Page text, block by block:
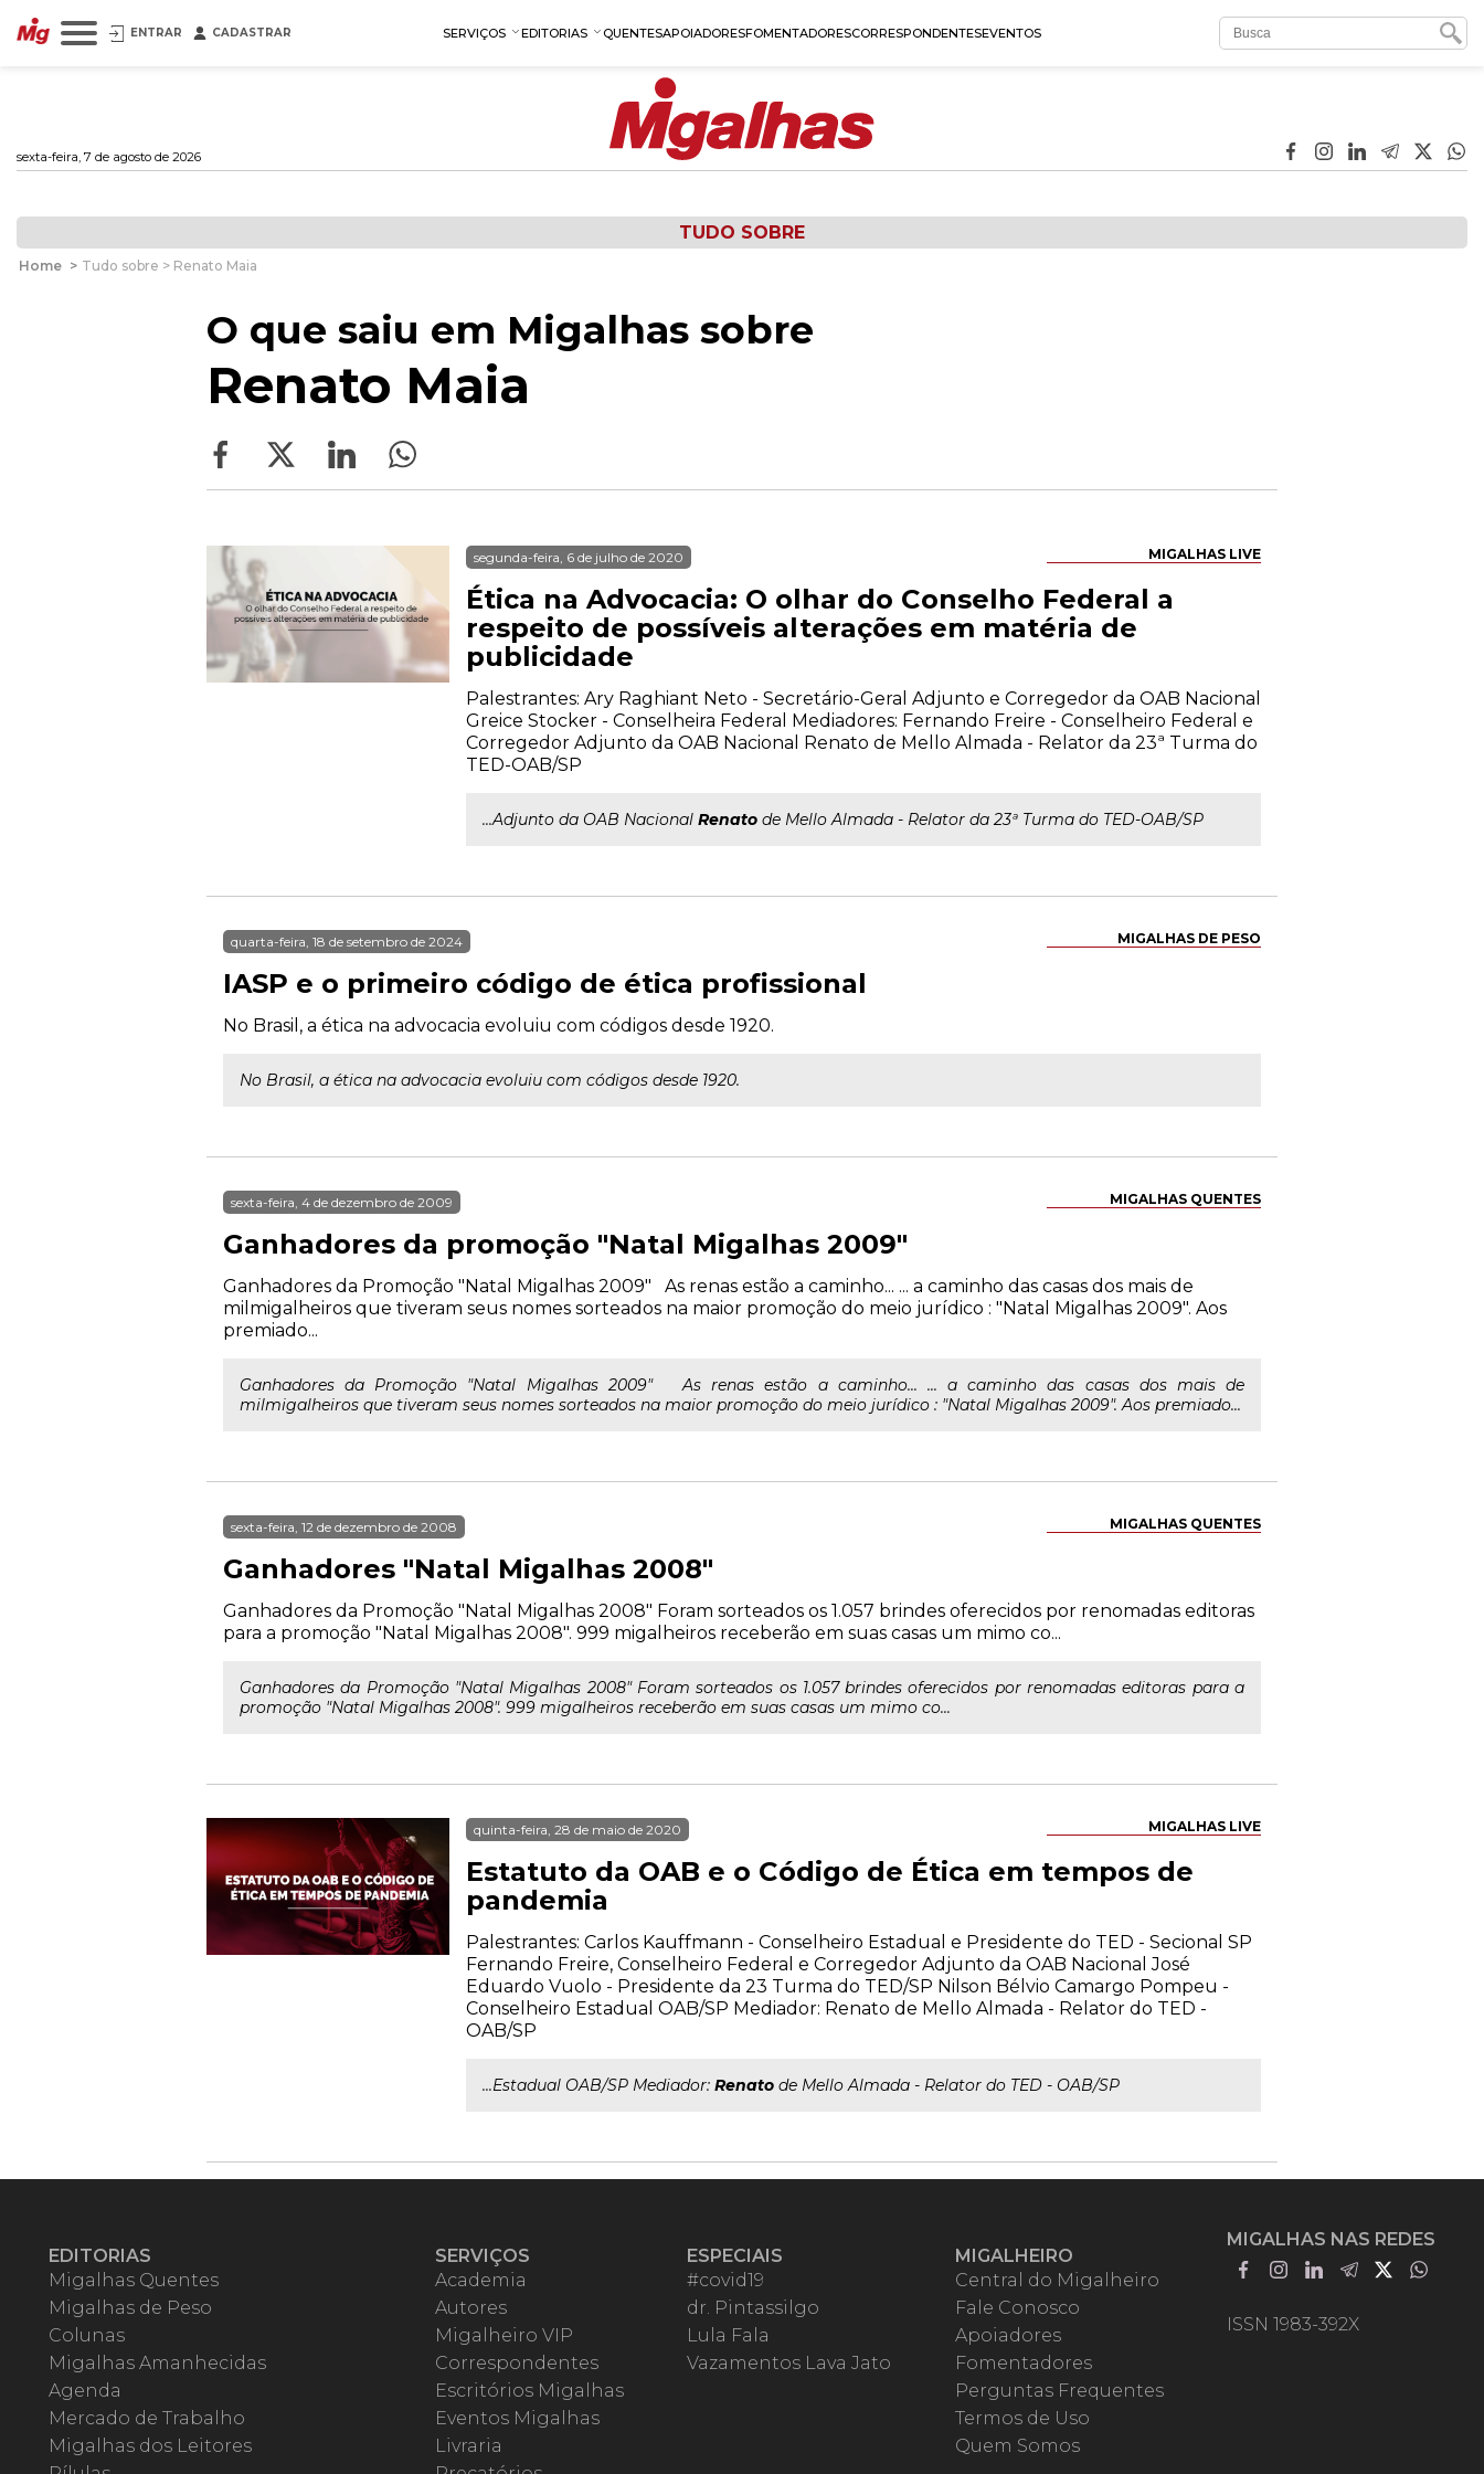
ENTRAR CADASTRAR SERVIÇOS EDITORIAS QUENTESAPOIADORESFOMENTADORESCORRESPONDENTESEVENTOS
sexta-feira, 7 de agosto de 2026
TUDO SOBRE
Home > Tudo sobre > Renato Maia
O que saiu em Migalhas sobre
Renato Maia
MIGALHAS LIVE
segunda-feira, 6 de julho de 2020
Ética na Advocacia: O olhar do Conselho Federal a
respeito de possíveis alterações em matéria de
publicidade
Palestrantes: Ary Raghiant Neto - Secretário-Geral Adjunto e Corregedor da OAB Nacional
Greice Stocker - Conselheira Federal Mediadores: Fernando Freire - Conselheiro Federal e
Corregedor Adjunto da OAB Nacional Renato de Mello Almada - Relator da 23ª Turma do
TED-OAB/SP
...Adjunto da OAB Nacional Renato de Mello Almada - Relator da 23ª Turma do TED-OAB/SP
MIGALHAS DE PESO
quarta-feira, 18 de setembro de 2024
IASP e o primeiro código de ética profissional
No Brasil, a ética na advocacia evoluiu com códigos desde 1920.
No Brasil, a ética na advocacia evoluiu com códigos desde 1920.
MIGALHAS QUENTES
sexta-feira, 4 de dezembro de 2009
Ganhadores da promoção "Natal Migalhas 2009"
Ganhadores da Promoção "Natal Migalhas 2009" As renas estão a caminho... ... a caminho das casas dos mais de
milmigalheiros que tiveram seus nomes sorteados na maior promoção do meio jurídico : "Natal Migalhas 2009". Aos
premiado...
Ganhadores da Promoção "Natal Migalhas 2009" As renas estão a caminho... ... a caminho das casas dos mais de
milmigalheiros que tiveram seus nomes sorteados na maior promoção do meio jurídico : "Natal Migalhas 2009". Aos premiado...
MIGALHAS QUENTES
sexta-feira, 12 de dezembro de 2008
Ganhadores "Natal Migalhas 2008"
Ganhadores da Promoção "Natal Migalhas 2008" Foram sorteados os 1.057 brindes oferecidos por renomadas editoras
para a promoção "Natal Migalhas 2008". 999 migalheiros receberão em suas casas um mimo co...
Ganhadores da Promoção "Natal Migalhas 2008" Foram sorteados os 1.057 brindes oferecidos por renomadas editoras para a
promoção "Natal Migalhas 2008". 999 migalheiros receberão em suas casas um mimo co...
MIGALHAS LIVE
quinta-feira, 28 de maio de 2020
Estatuto da OAB e o Código de Ética em tempos de
pandemia
Palestrantes: Carlos Kauffmann - Conselheiro Estadual e Presidente do TED - Secional SP
Fernando Freire, Conselheiro Federal e Corregedor Adjunto da OAB Nacional José
Eduardo Vuolo - Presidente da 23 Turma do TED/SP Nilson Bélvio Camargo Pompeu -
Conselheiro Estadual OAB/SP Mediador: Renato de Mello Almada - Relator do TED -
OAB/SP
...Estadual OAB/SP Mediador: Renato de Mello Almada - Relator do TED - OAB/SP
EDITORIAS
Migalhas Quentes
Migalhas de Peso
Colunas
Migalhas Amanhecidas
Agenda
Mercado de Trabalho
Migalhas dos Leitores
SERVIÇOS
Academia
Autores
Migalheiro VIP
Correspondentes
Escritórios Migalhas
Eventos Migalhas
Livraria
ESPECIAIS
#covid19
dr. Pintassilgo
Lula Fala
Vazamentos Lava Jato
MIGALHEIRO
Central do Migalheiro
Fale Conosco
Apoiadores
Fomentadores
Perguntas Frequentes
Termos de Uso
Quem Somos
MIGALHAS NAS REDES
ISSN 1983-392X